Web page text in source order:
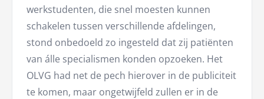
werkstudenten, die snel moesten kunnen
schakelen tussen verschillende afdelingen,
stond onbedoeld zo ingesteld dat zij patiënten
van álle specialismen konden opzoeken. Het
OLVG had net de pech hierover in de publiciteit
te komen, maar ongetwijfeld zullen er in de